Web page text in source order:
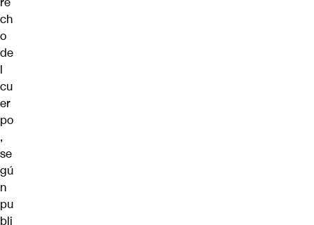
ch
o
de
l
cu
er
po
,
se
gú
n
pu
bli